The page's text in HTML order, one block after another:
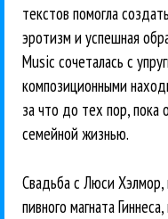
текстов помогла
эротизм и успешная
Music сочеталась с
композиционными
за что до тех пор, пока
семейной жизнью.
Свадьба с Люси
пивного магната